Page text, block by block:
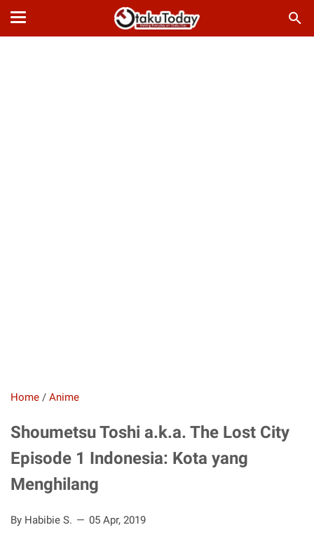
Home / Anime
Shoumetsu Toshi a.k.a. The Lost City
Episode 1 Indonesia: Kota yang
Menghilang
By Habibie S. 05 Apr, 2019